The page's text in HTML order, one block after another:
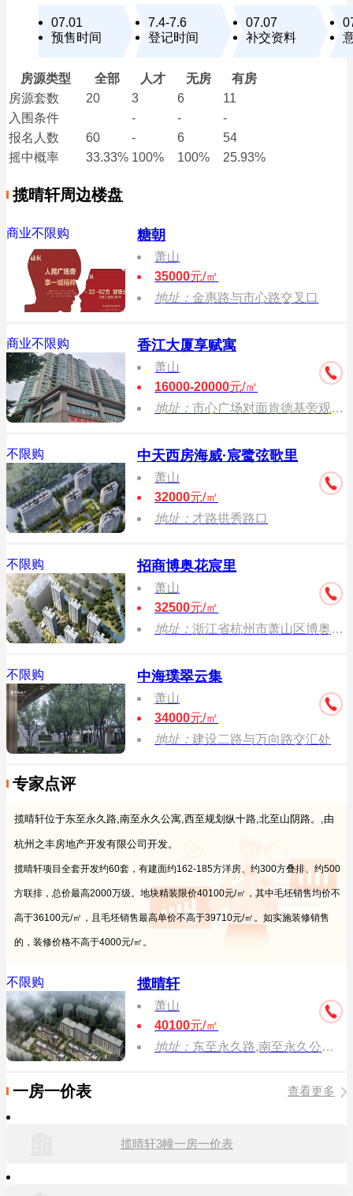
07.01
预售时间
7.4-7.6
登记时间
07.07
补交资料
房源类型 全部 人才 无房
有房
房源套数
20 3 6
11
入围条件
- -
-
报名 人数 60 - 6
54
摇中概率
33.33% 100% 100% 25.93%
揽晴轩周边楼盘
商业不限购 糖朝
萧山
35000元/㎡
地址： 金惠路与市心路交叉口
商业不限购 香江大厦享赋寓
萧山
16000-20000元/㎡
地址：市心广场对面肯德基旁观光电梯上4楼
不限购 中天西房海威·宸鹭弦歌里
萧山
32000元/㎡
地址： 才路拱秀路口
不限购 招商博奥花宸里
萧山
32500元/㎡
地址：浙江省杭州市萧山区博奥路与山阴路交叉口
不限购 中海璞翠云集
萧山
34000元/㎡
地址： 建设二路与万向路交汇处
专家点评
揽晴轩位于东至永久路,南至永久公寓,西至规划纵十路,北至山阴路。,由
杭州之丰房地产开发有限公司开发。
揽晴轩项目全套开发约60套，有建面约162-185方洋房、约300方叠排、约500
方联排，总价最高2000万级。地块精装限价40100元/㎡，其中毛坯销售均价不
高于36100元/㎡，且毛坯销售最高单价不高于39710元/㎡。如实施装修销售
的，装修价格不高于4000元/㎡。
不限购 揽晴轩
萧山
40100元/㎡
地址： 东至永久路,南至永久公寓,西至规划纵十路,北至山阴路。
一房一价表 查看更多
揽晴轩3幢一房一价表